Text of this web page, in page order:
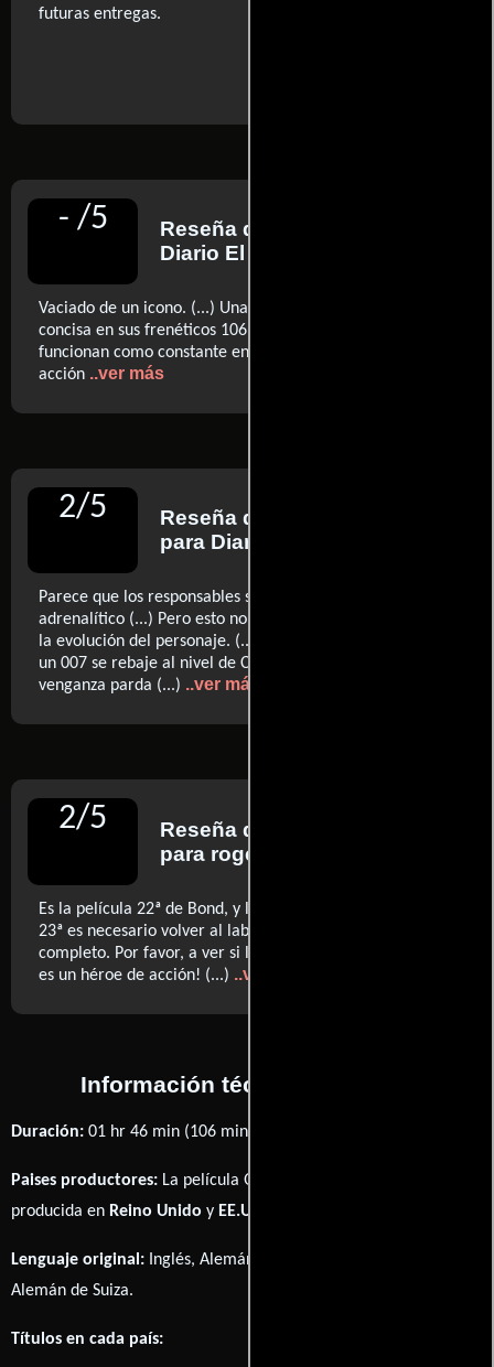
futuras entregas.
- /5 Reseña de
Diario El País
Vaciado de un icono. (...) Una película sorprendentemente
concisa en sus frenéticos 106 minutos de metraje, que
funcionan como constante encadenado de secuencias de
acción ..ver más
2/5 Reseña de
para Diario ABC
Parece que los responsables sufrieran de un 'horror vacui'
adrenalítico (...) Pero esto no es lo que más chirría, sino
la evolución del personaje. (...) no es de recibo que todo
un 007 se rebaje al nivel de Charles Bronson clamando
venganza parda (...) ..ver más
2/5 Reseña de
para rogerebert.com
Es la película 22ª de Bond, y la sobrevivirá, pero para la
23ª es necesario volver al laboratorio y rediseñarlo por
completo. Por favor, a ver si lo entienden: ¡James Bond no
es un héroe de acción! (...) ..ver más
Información técnica y general
Duración: 01 hr 46 min (106 minutos) .
Paises productores: La película Quantum of Solace fué
producida en Reino Unido y EE.UU.
Lenguaje original: Inglés, Alemán
Alemán de Suiza.
Títulos en cada país: